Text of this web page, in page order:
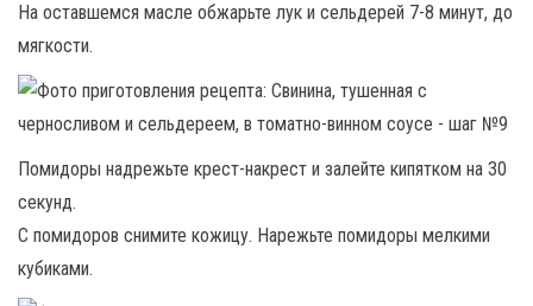
На оставшемся масле обжарьте лук и сельдерей 7-8 минут, до
мягкости.
Помидоры надрежьте крест-накрест и залейте кипятком на 30
секунд.
С помидоров снимите кожицу. Нарежьте помидоры мелкими
кубиками.